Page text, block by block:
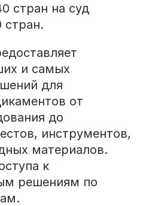
стран на суд
стран.
и самых
для
от
до
инструментов,
материалов.
к
решениям по